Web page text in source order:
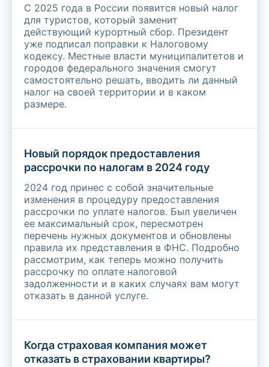
​С 2025 года в России появится новый налог
для туристов, который заменит
действующий курортный сбор. Президент
уже подписал поправки к Налоговому
кодексу. Местные власти муниципалитетов и
городов федерального значения смогут
самостоятельно решать, вводить ли данный
налог на своей территории и в каком
размере.
Новый порядок предоставления
рассрочки по налогам в 2024 году
2024 год принес с собой значительные
изменения в процедуру предоставления
рассрочки по уплате налогов. Был увеличен
ее максимальный срок, пересмотрен
перечень нужных документов и обновлены
правила их представления в ФНС. Подробно
рассмотрим, как теперь можно получить
рассрочку по оплате налоговой
задолженности и в каких случаях вам могут
отказать в данной услуге.
Когда страховая компания может
отказать в страховании квартиры?